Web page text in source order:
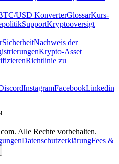
USD KonverterGlossarKurs-
SupportKryptooversigt
SicherheitNachweis der
Krypto-Asset
Richtlinie zu
InstagramFacebookLinkedin
Alle Rechte vorbehalten.
DatenschutzerklärungFees &